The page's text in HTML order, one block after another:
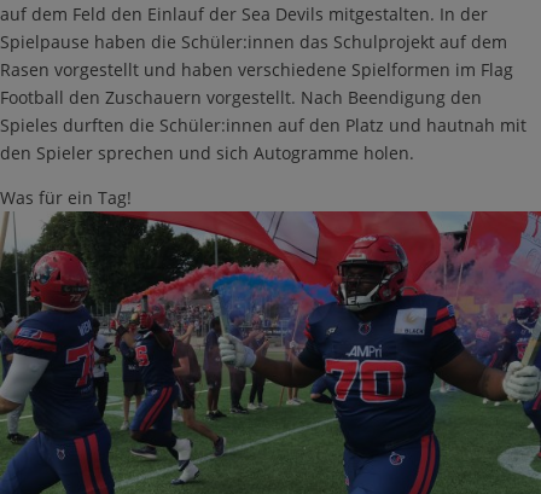
auf dem Feld den Einlauf der Sea Devils mitgestalten. In der
Spielpause haben die Schüler:innen das Schulprojekt auf dem
Rasen vorgestellt und haben verschiedene Spielformen im Flag
Football den Zuschauern vorgestellt. Nach Beendigung den
Spieles durften die Schüler:innen auf den Platz und hautnah mit
den Spieler sprechen und sich Autogramme holen.
Was für ein Tag!